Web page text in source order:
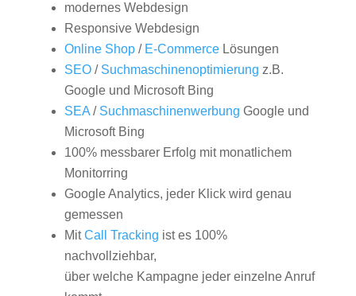
modernes Webdesign
Responsive Webdesign
Online Shop/ E-CommerceLösungen
SEO/ Suchmaschinenoptimierung z.B.
Google und Microsoft Bing
SEA/ Suchmaschinenwerbung Google und
Microsoft Bing
100% messbarer Erfolg mit monatlichem
Monitorring
Google Analytics, jeder Klick wird genau
gemessen
MitCall Tracking ist es 100%
nachvollziehbar,
über welche Kampagne jeder einzelne Anruf